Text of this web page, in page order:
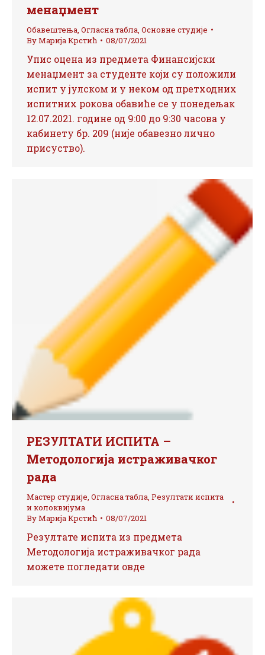
менаџмент
Обавештења, Огласна табла, Основне студије
ByМарија Крстић 08/07/2021
Упис оцена из предмета Финансијски
менаџмент за студенте који су положили
испит у јулском и у неком од претходних
испитних рокова обавиће се у понедељак
12.07.2021. године од 9:00 до 9:30 часова у
кабинету бр. 209 (није обавезно лично
присуство).
РЕЗУЛТАТИ ИСПИТА –
Методологија истраживачког
рада
Мастер студије, Огласна табла, Резултати испита
и колоквијума
ByМарија Крстић 08/07/2021
Резултате испита из предмета
Методологија истраживачког рада
можете погледати овде